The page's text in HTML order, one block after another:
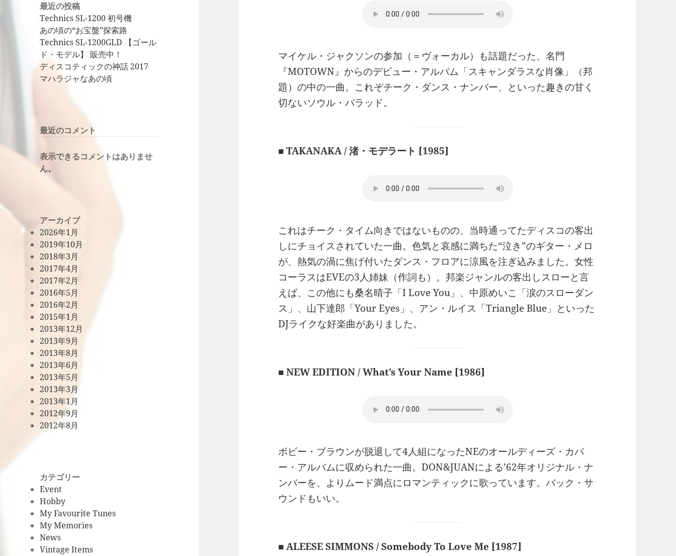
最近の投稿
Technics SL-1200 初号機
あの頃の“お宝盤”探索路
Technics SL-1200GLD 【ゴール
ド・モデル】 販売中！
ディスコティックの神話 2017
マハラジャなあの頃
最近のコメント
表示できるコメントはありませ
ん。
アーカイブ
2026年1月
2019年10月
2018年3月
2017年4月
2017年2月
2016年5月
2016年2月
2015年1月
2013年12月
2013年9月
2013年8月
2013年6月
2013年5月
2013年3月
2013年1月
2012年9月
2012年8月
カテゴリー
Event
Hobby
My Favourite Tunes
My Memories
News
Vintage Items
マイケル・ジャクソンの参加（＝ヴォーカル）も話題だった、名門
『MOTOWN』からのデビュー・アルバム「スキャンダラスな肖像」（邦
題）の中の一曲。これぞチーク・ダンス・ナンバー、といった趣きの甘く
切ないソウル・バラッド。
■ TAKANAKA / 渚・モデラート [1985]
これはチーク・タイム向きではないものの、当時通ってたディスコの客出
しにチョイスされていた一曲。色気と哀感に満ちた“泣き”のギター・メロ
が、熱気の渦に焦げ付いたダンス・フロアに涼風を注ぎ込みました。女性
コーラスはEVEの3人姉妹（作詞も）。邦楽ジャンルの客出しスローと言
えば、この他にも桑名晴子「I Love You」、中原めいこ「涙のスローダン
ス」、山下達郎「Your Eyes」、アン・ルイス「Triangle Blue」といった
DJライクな好楽曲がありました。
■ NEW EDITION / What’s Your Name [1986]
ボビー・ブラウンが脱退して4人組になったNEのオールディーズ・カバ
ー・アルバムに収められた一曲。DON&JUANによる’62年オリジナル・ナ
ンバーを、よりムード満点にロマンティックに歌っています。バック・サ
ウンドもいい。
■ ALEESE SIMMONS / Somebody To Love Me [1987]